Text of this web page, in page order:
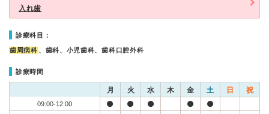
入れ歯
診療科目：
歯周病科 、歯科、小児歯科、歯科口腔外科
診療時間
月 火 水 木 金 土 日 祝
09:00-12:00